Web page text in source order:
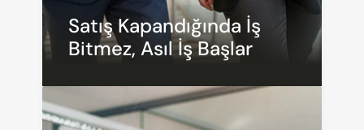
Satış Kapandığında İş
Bitmez, Asıl İş Başlar